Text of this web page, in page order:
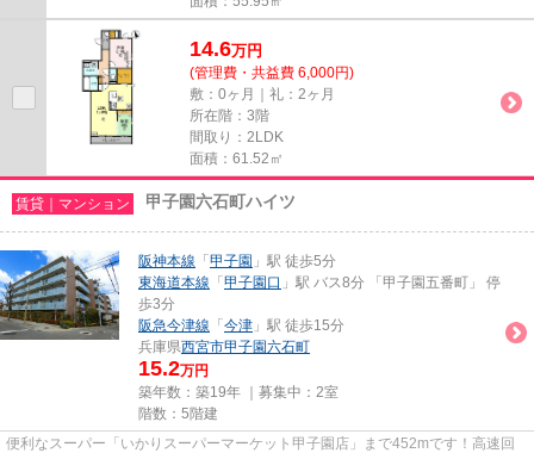
14.6万円
(管理費・共益費 6,000円)
敷：0ヶ月｜礼：2ヶ月
所在階：3階
間取り：2LDK
面積：61.52㎡
賃貸｜マンション 甲子園六石町ハイツ
阪神本線 「 甲子園 」駅 徒歩5分
東海道本線 「 甲子園口 」駅 バス8分 「甲子園五番町」 停
歩3分
阪急今津線 「 今津 」駅 徒歩15分
兵庫県西宮市甲子園六石町
15.2万円
築年数：築19年 ｜募集中： 2室
階数：5階建
便利なスーパー「いかりスーパーマーケット甲子園店」まで452mです！高速回